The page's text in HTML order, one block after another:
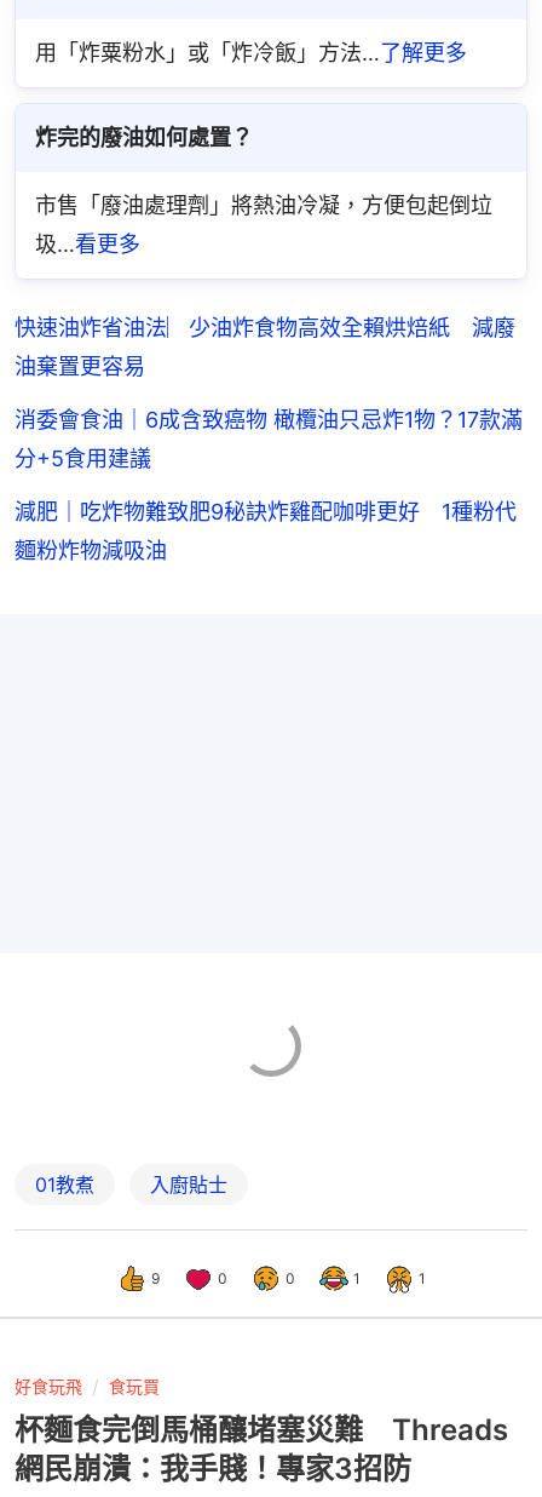
用「炸粟粉水」或「炸冷飯」方法…了解更多
炸完的廢油如何處置？
市售「廢油處理劑」將熱油冷凝，方便包起倒垃
圾…看更多
快速油炸省油法︳少油炸食物高效全賴烘焙紙 減廢
油棄置更容易
消委會食油｜6成含致癌物 橄欖油只忌炸1物？17款滿
分+5食用建議
減肥｜吃炸物難致肥9秘訣炸雞配咖啡更好 1種粉代
麵粉炸物減吸油
01教煮 入廚貼士
9 0 0 1 1
好食玩飛 食玩買
杯麵食完倒馬桶釀堵塞災難 Threads
網民崩潰：我手賤！專家3招防